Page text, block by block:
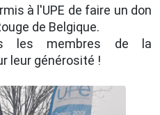
à l'UPE de faire un don
de Belgique.
les membres de la
leur générosité !